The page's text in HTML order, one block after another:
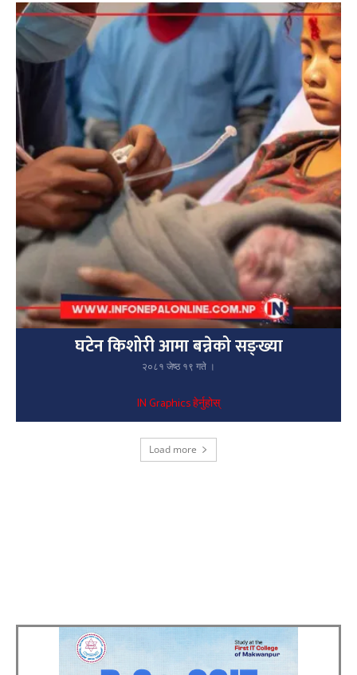
घटेन किशोरी आमा बन्नेको सङ्ख्या
२०८१ जेष्ठ १९ गते ।
IN Graphics हेर्नुहोस्
Load more